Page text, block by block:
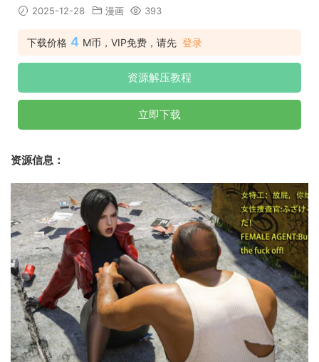
2025-12-28 漫画 393
下载价格 4 M币，VIP免费，请先 登录
资源解压教程
立即下载
资源信息：